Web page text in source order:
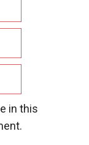
in this